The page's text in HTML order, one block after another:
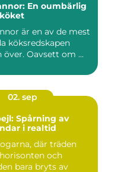
En oumbärlig
är en av de mest
köksredskapen
över. Oavsett om ...
02. sep
Spårning av
i realtid
där träden
och
bara bryts av